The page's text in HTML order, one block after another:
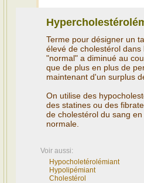
Terme pour désigner un
élevé de cholestérol dans
"normal" a diminué au
que de plus en plus de
maintenant d'un surplus
On utilise des
des statines ou des
de cholestérol du sang
normale.
Voir aussi:
Hypocholetérolémiant
Hypolipémiant
Cholestérol